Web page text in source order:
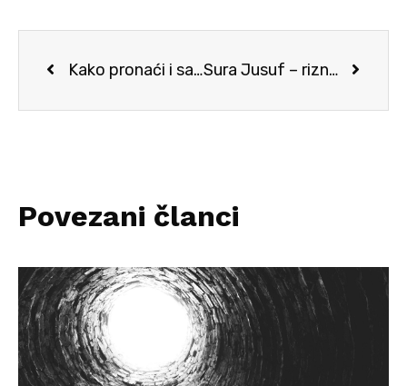
Kako pronaći i sačuvati prave prijatelje? Sura Jusuf – riznica najljepših poruka
Povezani članci